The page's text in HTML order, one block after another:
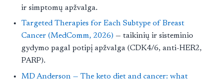
ir simptomų apžvalga.
Targeted Therapies for Each Subtype of Breast
Cancer (MedComm, 2026) — taikinių ir sisteminio
gydymo pagal potipį apžvalga (CDK4/6, anti-HER2,
PARP).
MD Anderson — The keto diet and cancer: what